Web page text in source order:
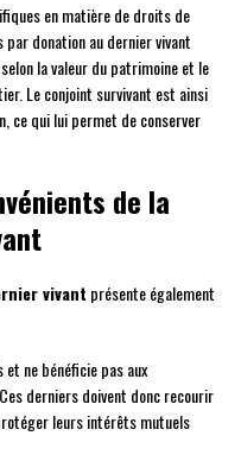
en matière de droits de
donation au dernier vivant
la valeur du patrimoine et le
Le conjoint survivant est ainsi
ce qui lui permet de conserver
de la
vivant présente également
et ne bénéficie pas aux
derniers doivent donc recourir
leurs intérêts mutuels